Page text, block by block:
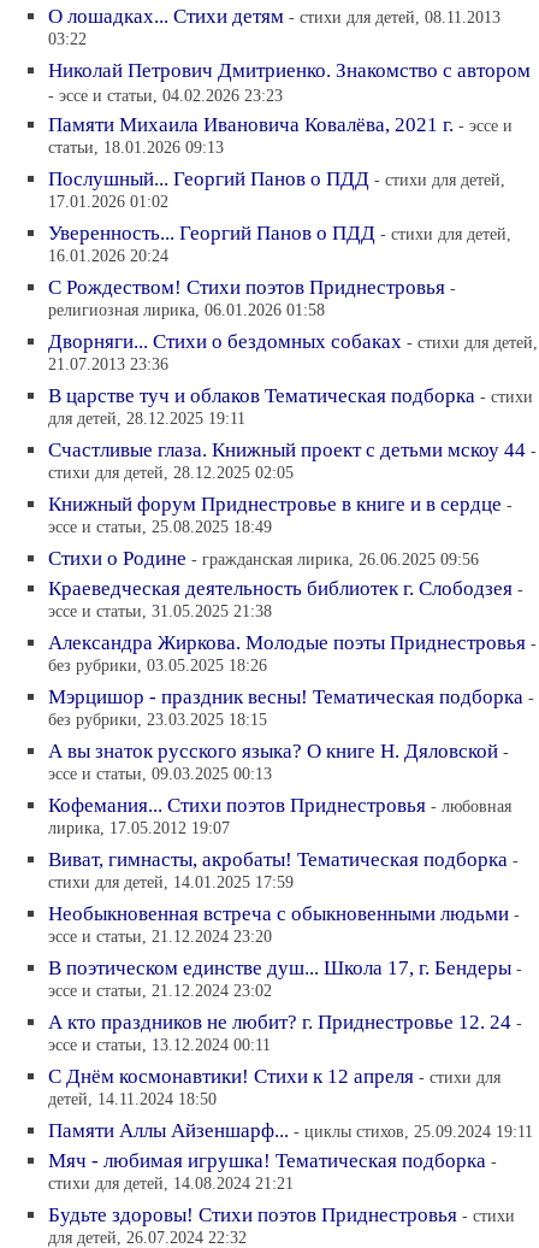
О лошадках... Стихи детям - стихи для детей, 08.11.2013
03:22
Николай Петрович Дмитриенко. Знакомство с автором
- эссе и статьи, 04.02.2026 23:23
Памяти Михаила Ивановича Ковалёва, 2021 г. - эссе и
статьи, 18.01.2026 09:13
Послушный... Георгий Панов о ПДД - стихи для детей,
17.01.2026 01:02
Уверенность... Георгий Панов о ПДД - стихи для детей,
16.01.2026 20:24
С Рождеством! Стихи поэтов Приднестровья -
религиозная лирика, 06.01.2026 01:58
Дворняги... Стихи о бездомных собаках - стихи для детей,
21.07.2013 23:36
В царстве туч и облаков Тематическая подборка - стихи
для детей, 28.12.2025 19:11
Счастливые глаза. Книжный проект с детьми мскоу 44 -
стихи для детей, 28.12.2025 02:05
Книжный форум Приднестровье в книге и в сердце -
эссе и статьи, 25.08.2025 18:49
Стихи о Родине - гражданская лирика, 26.06.2025 09:56
Краеведческая деятельность библиотек г. Слободзея -
эссе и статьи, 31.05.2025 21:38
Александра Жиркова. Молодые поэты Приднестровья -
без рубрики, 03.05.2025 18:26
Мэрцишор - праздник весны! Тематическая подборка -
без рубрики, 23.03.2025 18:15
А вы знаток русского языка? О книге Н. Дяловской -
эссе и статьи, 09.03.2025 00:13
Кофемания... Стихи поэтов Приднестровья - любовная
лирика, 17.05.2012 19:07
Виват, гимнасты, акробаты! Тематическая подборка -
стихи для детей, 14.01.2025 17:59
Необыкновенная встреча с обыкновенными людьми -
эссе и статьи, 21.12.2024 23:20
В поэтическом единстве душ... Школа 17, г. Бендеры -
эссе и статьи, 21.12.2024 23:02
А кто праздников не любит? г. Приднестровье 12. 24 -
эссе и статьи, 13.12.2024 00:11
С Днём космонавтики! Стихи к 12 апреля - стихи для
детей, 14.11.2024 18:50
Памяти Аллы Айзеншарф... - циклы стихов, 25.09.2024 19:11
Мяч - любимая игрушка! Тематическая подборка -
стихи для детей, 14.08.2024 21:21
Будьте здоровы! Стихи поэтов Приднестровья - стихи
для детей, 26.07.2024 22:32